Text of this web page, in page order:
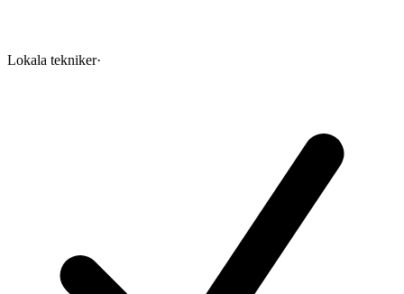
Lokala tekniker·